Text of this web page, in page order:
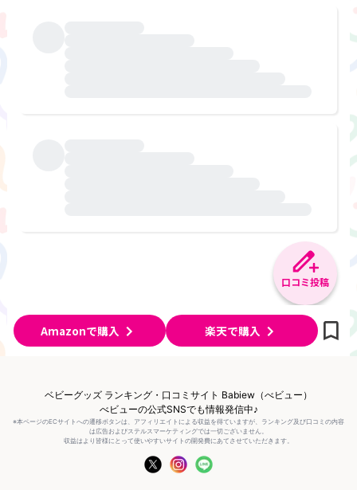
口コミ投稿
Amazonで購入 楽天で購入
ベビーグッズ ランキング・口コミサイト Babiew（べビュー）
べビューの公式SNSでも情報発信中♪
※本ページのECサイトへの遷移ボタンは、アフィリエイトによる収益を得ていますが、ランキング及び口コミの内容
は広告およびステルスマーケティングでは一切ございません。
収益はより皆様にとって使いやすいサイトの開発費にあてさせていただきます。